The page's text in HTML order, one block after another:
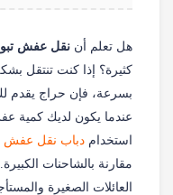
هل تعلم أن نقل عفش
كثيرة؟ إذا كنت تنتقل
بسرعة، فإن حراج يقدم
عندما يكون لديك كمية
استخدام دباب نقل عفش
مقارنة بالشاحنات
العائلات الصغيرة